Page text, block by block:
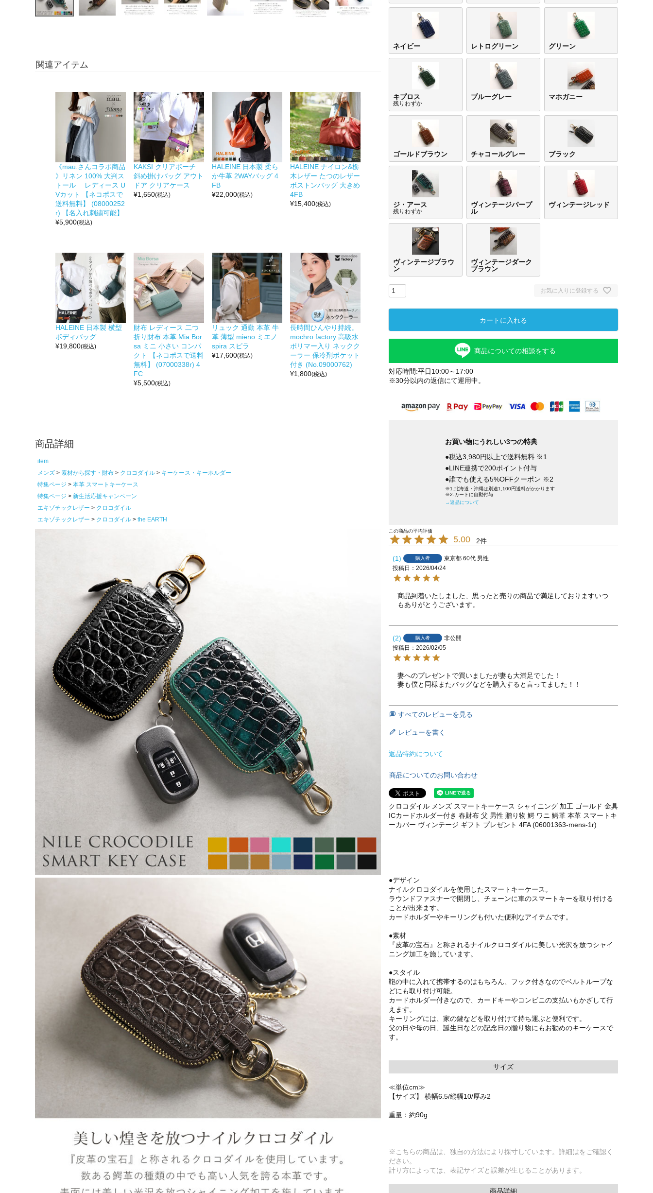
関連アイテム
《mau.さんコラボ商品
》リネン 100% 大判ス
トール レディース U
Vカット 【ネコポスで
送料無料】 (08000252
r) 【名入れ刺繍可能】
¥5,900(税込)
KAKSI クリアポーチ
斜め掛けバッグ アウト
ドア クリアケース
¥1,650(税込)
HALEINE 日本製 柔ら
か牛革 2WAYバッグ 4
FB
¥22,000(税込)
HALEINE ナイロン&栃
木レザー たつのレザー
ボストンバッグ 大きめ
4FB
¥15,400(税込)
HALEINE 日本製 横型
ボディバッグ
¥19,800(税込)
財布 レディース 二つ
折り財布 本革 Mia Bor
sa ミニ 小さい コンパ
クト 【ネコポスで送料
無料】 (07000338r) 4
FC
¥5,500(税込)
リュック 通勤 本革 牛
革 薄型 mieno ミエノ
spira スピラ
¥17,600(税込)
長時間ひんやり持続。
mochro factory 高吸水
ポリマー入り ネックク
ーラー 保冷剤ポケット
付き (No.09000762)
¥1,800(税込)
商品詳細
item
メンズ
素材から探す・財布 クロコダイル
キーケース・キーホルダー
特集ページ
本革 スマートキーケース
特集ページ
新生活応援キャンペーン
エキゾチックレザー
クロコダイル
エキゾチックレザー
クロコダイル the EARTH
ネイビー レトログリーン グリーン
キプロス
残りわずか
ブルーグレー マホガニー
ゴールドブラウン チャコールグレー ブラック
ジ・アース
残りわずか
ヴィンテージパープ
ル
ヴィンテージレッド
ヴィンテージブラウ
ン
ヴィンテージダーク
ブラウン
お気に入りに登録する
カートに入れる
商品についての相談をする
対応時間:平日10:00～17:00
※30分以内の返信にて運用中。
お買い物にうれしい3つの特典
●税込3,980円以上で送料無料 ※1
●LINE連携で200ポイント付与
●誰でも使える5%OFFクーポン ※2
※1.北海道・沖縄は別途1,100円送料がかかります
※2.カートに自動付与
→返品について
5.00 2
1 購入者 東京都 60代 男性
投稿日
2026/04/24
商品到着いたしました、思ったと売りの商品で満足しておりますいつ
もありがとうございます。
2 購入者
非公開
投稿日
2026/02/05
妻へのプレゼントで買いましたが妻も大満足でした！
妻も僕と同様またバッグなどを購入すると言ってました！！
すべてのレビューを見る
レビューを書く
返品特約について
商品についてのお問い合わせ
クロコダイル メンズ スマートキーケース シャイニング 加工 ゴールド 金具
ICカードホルダー付き 春財布 父 男性 贈り物 鰐 ワニ 鰐革 本革 スマートキ
ーカバー ヴィンテージ ギフト プレゼント 4FA (06001363-mens-1r)
●デザイン
ナイルクロコダイルを使用したスマートキーケース。
ラウンドファスナーで開閉し、チェーンに車のスマートキーを取り付ける
ことが出来ます。
カードホルダーやキーリングも付いた便利なアイテムです。
●素材
『皮革の宝石』と称されるナイルクロコダイルに美しい光沢を放つシャイ
ニング加工を施しています。
●スタイル
鞄の中に入れて携帯するのはもちろん、フック付きなのでベルトループな
どにも取り付け可能。
カードホルダー付きなので、カードキーやコンビニの支払いもかざして行
えます。
キーリングには、家の鍵などを取り付けて持ち運ぶと便利です。
父の日や母の日、誕生日などの記念日の贈り物にもお勧めのキーケースで
す。
サイズ
≪単位cm≫
【サイズ】 横幅6.5/縦幅10/厚み2
重量：約90g
※こちらの商品は、独自の方法により採寸しています。詳細はをご確認く
ださい。
計り方によっては、表記サイズと誤差が生じることがあります。
商品詳細